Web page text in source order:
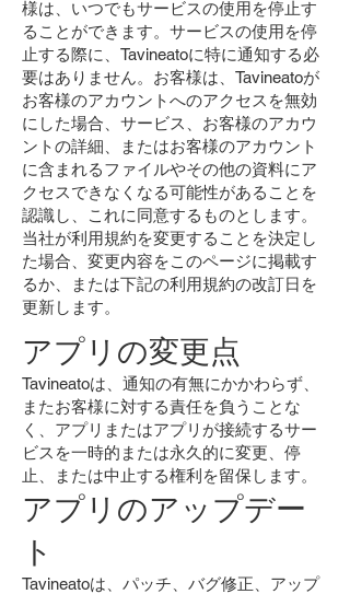
様は、いつでもサービスの使用を停止す
ることができます。サービスの使用を停
止する際に、Tavineatoに特に通知する必
要はありません。お客様は、Tavineatoが
お客様のアカウントへのアクセスを無効
にした場合、サービス、お客様のアカウ
ントの詳細、またはお客様のアカウント
に含まれるファイルやその他の資料にア
クセスできなくなる可能性があることを
認識し、これに同意するものとします。
当社が利用規約を変更することを決定し
た場合、変更内容をこのページに掲載す
るか、または下記の利用規約の改訂日を
更新します。
アプリの変更点
Tavineatoは、通知の有無にかかわらず、
またお客様に対する責任を負うことな
く、アプリまたはアプリが接続するサー
ビスを一時的または永久的に変更、停
止、または中止する権利を留保します。
アプリのアップデー
ト
Tavineatoは、パッチ、バグ修正、アップ